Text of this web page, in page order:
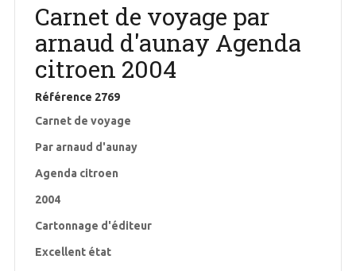
Carnet de voyage par
arnaud d'aunay Agenda
citroen 2004
Référence 2769
Carnet de voyage
Par arnaud d'aunay
Agenda citroen
2004
Cartonnage d'éditeur
Excellent état